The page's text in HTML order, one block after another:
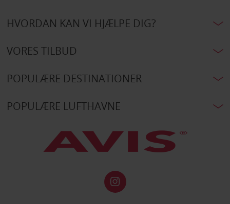
HVORDAN KAN VI HJÆLPE DIG?
VORES TILBUD
POPULÆRE DESTINATIONER
POPULÆRE LUFTHAVNE